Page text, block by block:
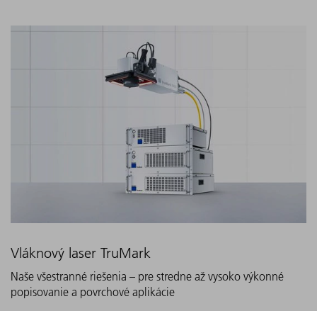
Vláknový laser TruMark
Naše všestranné riešenia – pre stredne až vysoko výkonné
popisovanie a povrchové aplikácie